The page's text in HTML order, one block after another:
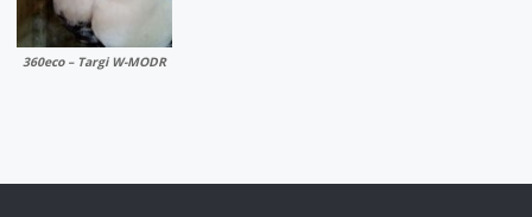
360eco – Targi W-MODR